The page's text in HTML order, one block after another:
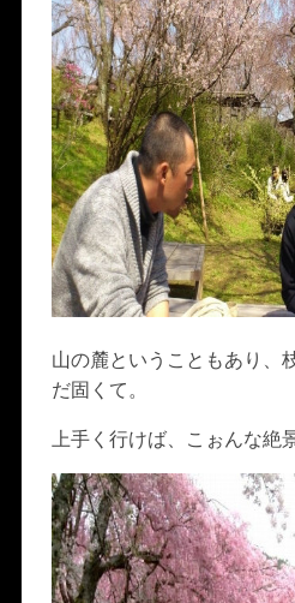
山の麓ということもあり、
だ固くて。
上手く行けば、こぉんな絶